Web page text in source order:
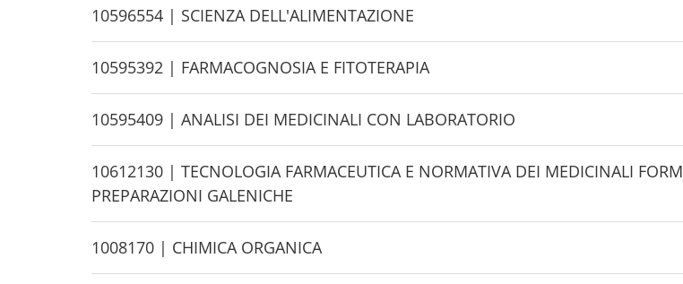
d
e
H
i
d
e
10596554 | SCIENZA DELL'ALIMENTAZIONE
H
i
d
e
10595392 | FARMACOGNOSIA E FITOTERAPIA
H
i
d
e
10595409 | ANALISI DEI MEDICINALI CON LABORATORIO
H
i
d
e
10612130 | TECNOLOGIA FARMACEUTICA E NORMATIVA DEI MEDICINALI
PREPARAZIONI GALENICHE
H
i
1008170 | CHIMICA ORGANICA